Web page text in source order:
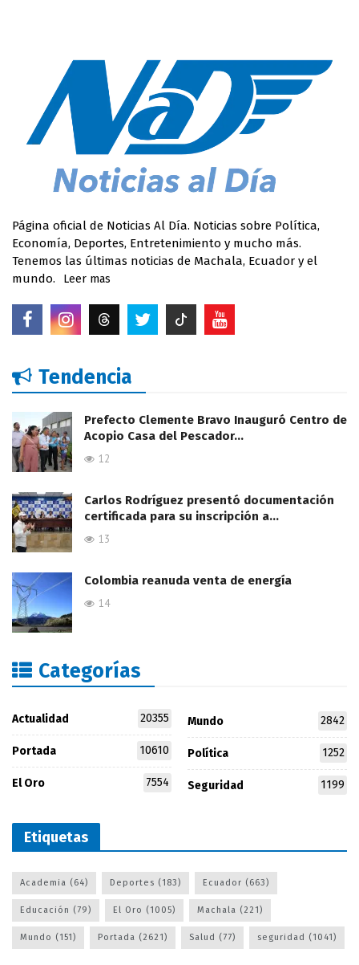
Página oficial de Noticias Al Día. Noticias sobre Política,
Economía, Deportes, Entretenimiento y mucho más.
Tenemos las últimas noticias de Machala, Ecuador y el
mundo.
Leer mas
Tendencia
Prefecto Clemente Bravo Inauguró Centro de
Acopio Casa del Pescador…
12
Carlos Rodríguez presentó documentación
certificada para su inscripción a…
13
Colombia reanuda venta de energía
14
Categorías
Actualidad 20355
Portada 10610
El Oro 7554
Mundo 2842
Política 1252
Seguridad 1199
Etiquetas
Academia (64) Deportes (183) Ecuador (663)
Educación (79) El Oro (1005) Machala (221)
Mundo (151) Portada (2621) Salud (77) seguridad (1041)